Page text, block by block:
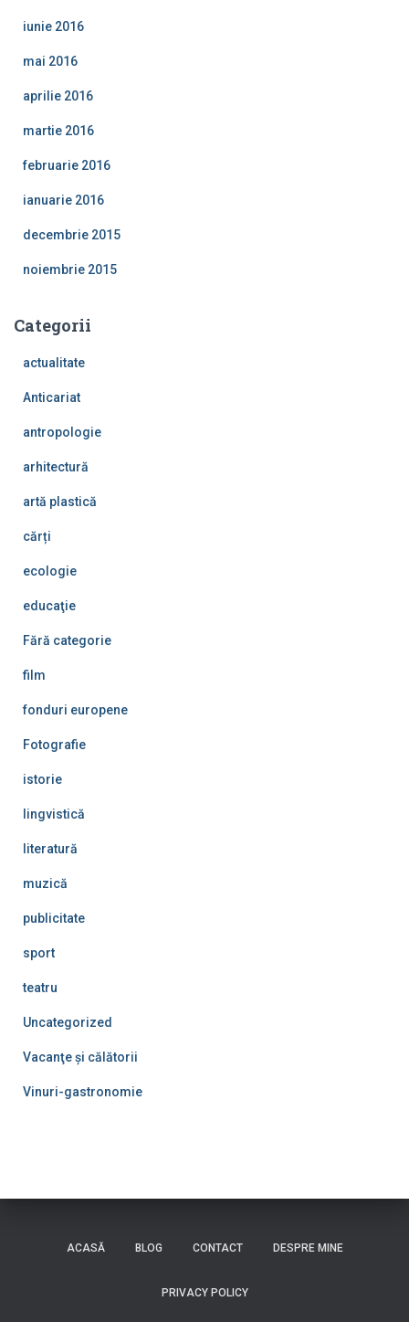
iunie 2016
mai 2016
aprilie 2016
martie 2016
februarie 2016
ianuarie 2016
decembrie 2015
noiembrie 2015
Categorii
actualitate
Anticariat
antropologie
arhitectură
artă plastică
cărți
ecologie
educaţie
Fără categorie
film
fonduri europene
Fotografie
istorie
lingvistică
literatură
muzică
publicitate
sport
teatru
Uncategorized
Vacanţe şi călătorii
Vinuri-gastronomie
ACASĂ BLOG CONTACT DESPRE MINE
PRIVACY POLICY